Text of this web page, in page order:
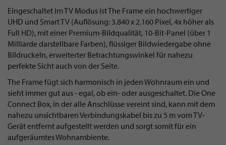
Eingeschaltet im TV Modus ist The Frame ein hochwertiger
UHD und Smart TV (Auflösung: 3.840 x 2.160 Pixel, 4x höher als
Full HD), mit einer Premium-Bildqualität, 10-Bit-Panel (über 1
Milliarde darstellbare Farben), flüssiger Bildwiedergabe ohne
Bildruckeln, erweiterter Betrachtungswinkel für nahezu
perfekte Sicht auch von der Seite.
The Frame fügt sich harmonisch in jeden Wohnraum ein und
sieht immer gut aus - egal, ob ein- oder ausgeschaltet. Die One
Connect Box, in der alle Anschlüsse vereint sind, kann mit dem
nahezu unsichtbaren Verbindungskabel bis zu 5 m vom TV-
Gerät entfernt aufgestellt werden und sorgt somit für ein
aufgeräumtes Wohnambiente.